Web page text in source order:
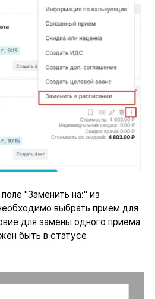
"Заменить на:" из
выбрать прием для
для замены одного приема
быть в статусе